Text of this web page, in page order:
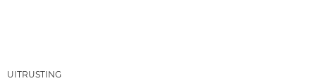
UITRUSTING